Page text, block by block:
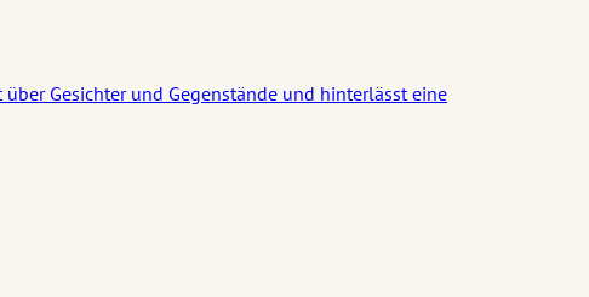
Gesichter und Gegenstände und hinterlässt eine